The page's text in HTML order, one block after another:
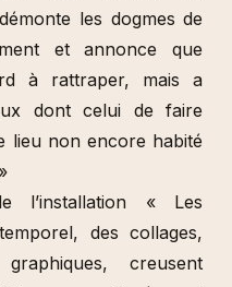
les dogmes de
et annonce que
à rattraper, mais a
dont celui de faire
lieu non encore habité
l’installation « Les
des collages,
creusent